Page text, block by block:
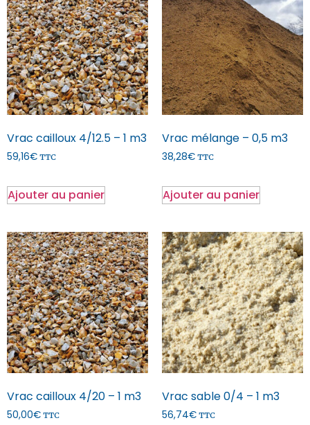
Vrac cailloux 4/12.5 – 1 m3
59,16€ TTC
Ajouter au panier
Vrac mélange – 0,5 m3
38,28€ TTC
Ajouter au panier
Vrac cailloux 4/20 – 1 m3
50,00€ TTC
Vrac sable 0/4 – 1 m3
56,74€ TTC